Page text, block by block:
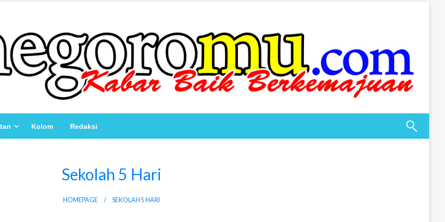
Kolom Redaksi
Sekolah 5 Hari
HOMEPAGE SEKOLAH 5 HARI